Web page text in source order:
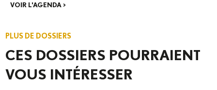
VOIR L'AGENDA >
PLUS DE DOSSIERS
CES DOSSIERS POURRAIENT
VOUS INTÉRESSER